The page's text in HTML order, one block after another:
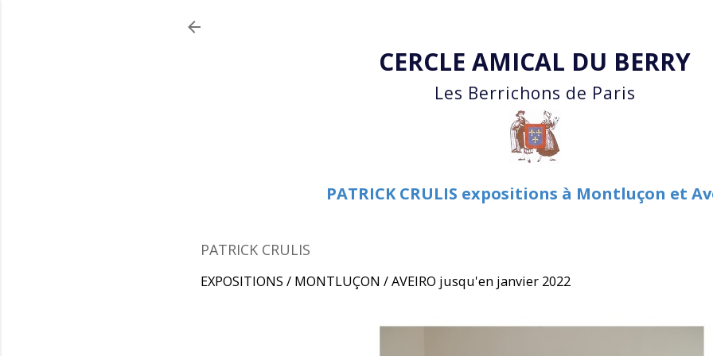
CERCLE AMICAL DU BERRY
Les Berrichons de Paris
PATRICK CRULIS expositions à Montluçon et
PATRICK CRULIS
EXPOSITIONS / MONTLUÇON / AVEIRO jusqu'en janvier 2022